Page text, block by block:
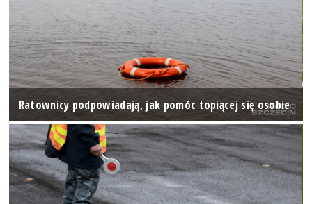
Ratownicy podpowiadają, jak pomóc topiącej się osobie